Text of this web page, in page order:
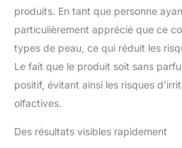
produits. En tant que personne
particulièrement apprécié que ce
types de peau, ce qui réduit les
Le fait que le produit soit sans
positif, évitant ainsi les risques
olfactives.
Des résultats visibles rapidement